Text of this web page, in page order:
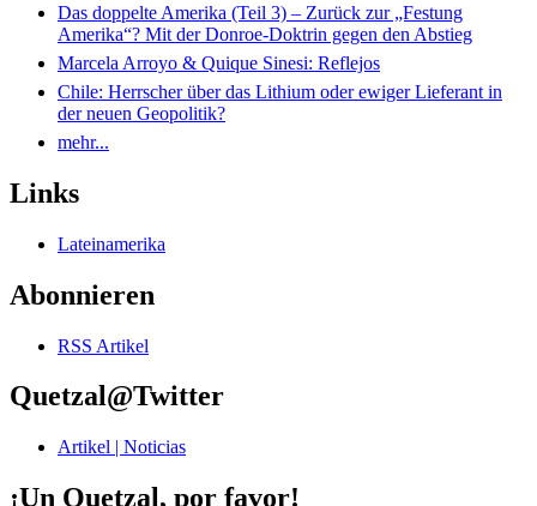
Das doppelte Amerika (Teil 3) – Zurück zur „Festung
Amerika“? Mit der Donroe-Doktrin gegen den Abstieg
Marcela Arroyo & Quique Sinesi: Reflejos
Chile: Herrscher über das Lithium oder ewiger Lieferant in
der neuen Geopolitik?
mehr...
Links
Lateinamerika
Abonnieren
RSS Artikel
Quetzal@Twitter
Artikel | Noticias
¡Un Quetzal, por favor!